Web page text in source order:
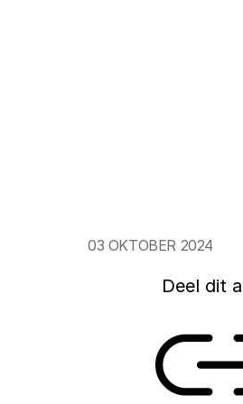
03 OKTOBER 2024
Deel dit